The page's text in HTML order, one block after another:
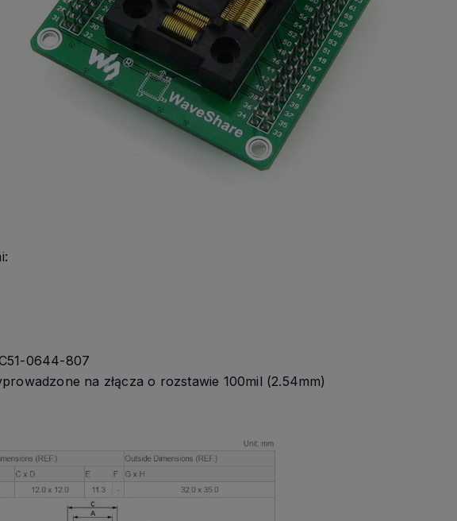
0644-807
na złącza o rozstawie 100mil (2.54mm)